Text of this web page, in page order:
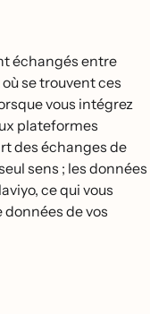
échangés entre
se trouvent ces
vous intégrez
plateformes
des échanges de
sens ; les données
ce qui vous
de vos